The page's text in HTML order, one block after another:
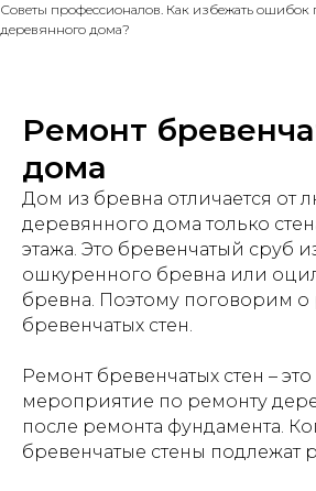
Советы профессионалов. Как избежать ошибок
деревянного дома?
Ремонт
дома
Дом из бревна отличается от
деревянного дома только
этажа. Это бревенчатый сруб
ошкуренного бревна или
бревна. Поэтому поговорим о
бревенчатых стен.
Ремонт бревенчатых стен –
мероприятие по ремонту
после ремонта фундамента.
бревенчатые стены подлежат